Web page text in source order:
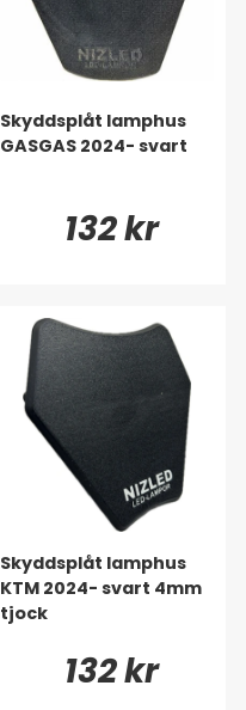
Skyddsplåt lamphus
GASGAS 2024- svart
132 kr
Skyddsplåt lamphus
KTM 2024- svart 4mm
tjock
132 kr